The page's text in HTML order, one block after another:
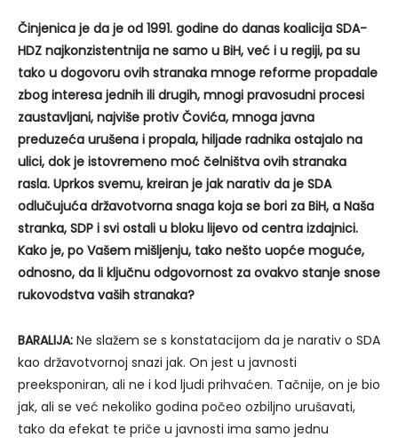
Činjenica je da je od 1991. godine do danas koalicija SDA-
HDZ najkonzistentnija ne samo u BiH, već i u regiji, pa su
tako u dogovoru ovih stranaka mnoge reforme propadale
zbog interesa jednih ili drugih, mnogi pravosudni procesi
zaustavljani, najviše protiv Čovića, mnoga javna
preduzeća urušena i propala, hiljade radnika ostajalo na
ulici, dok je istovremeno moć čelništva ovih stranaka
rasla. Uprkos svemu, kreiran je jak narativ da je SDA
odlučujuća državotvorna snaga koja se bori za BiH, a Naša
stranka, SDP i svi ostali u bloku lijevo od centra izdajnici.
Kako je, po Vašem mišljenju, tako nešto uopće moguće,
odnosno, da li ključnu odgovornost za ovakvo stanje snose
rukovodstva vaših stranaka?
BARALIJA: Ne slažem se s konstatacijom da je narativ o SDA
kao državotvornoj snazi jak. On jest u javnosti
preeksponiran, ali ne i kod ljudi prihvaćen. Tačnije, on je bio
jak, ali se već nekoliko godina počeo ozbiljno urušavati,
tako da efekat te priče u javnosti ima samo jednu